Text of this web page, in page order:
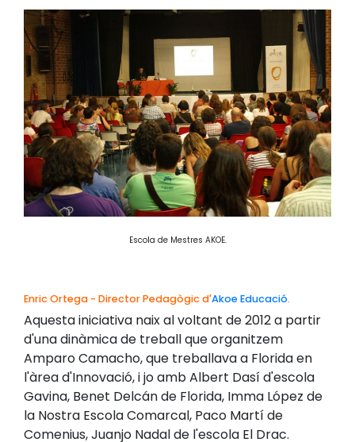
Escola de Mestres AKOE.
Enric Ortega - Director Pedagògic d'Akoe Educació.
Aquesta iniciativa naix al voltant de 2012 a partir
d'una dinàmica de treball que organitzem
Amparo Camacho, que treballava a Florida en
l'àrea d'Innovació, i jo amb Albert Dasí d'escola
Gavina, Benet Delcán de Florida, Imma López de
la Nostra Escola Comarcal, Paco Martí de
Comenius, Juanjo Nadal de l'escola El Drac.